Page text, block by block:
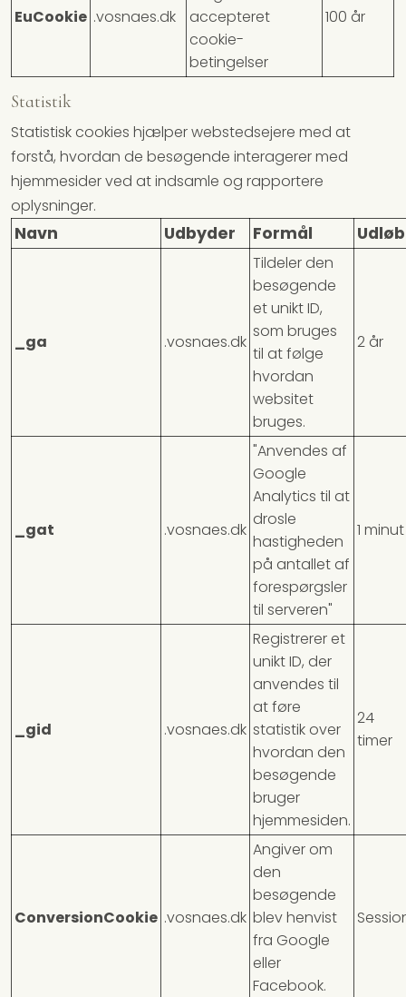
EuCookie .vosnaes.dk
accepteret
cookie-
betingelser
100 år
Statistik
Statistisk cookies hjælper webstedsejere med at
forstå, hvordan de besøgende interagerer med
hjemmesider ved at indsamle og rapportere
oplysninger.
Navn Udbyder Formål Udløb
_ga .vosnaes.dk
Tildeler den
besøgende
et unikt ID,
som bruges
til at følge
hvordan
websitet
bruges.
2 år
_gat .vosnaes.dk
"Anvendes af
Google
Analytics til at
drosle
hastigheden
på antallet af
forespørgsler
til serveren"
1 minut
_gid .vosnaes.dk
Registrerer et
unikt ID, der
anvendes til
at føre
statistik over
hvordan den
besøgende
bruger
hjemmesiden.
24
timer
ConversionCookie .vosnaes.dk
Angiver om
den
besøgende
blev henvist
fra Google
eller
Facebook.